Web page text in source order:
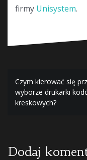
firmy Unisystem.
wpisu
Czym kierować się
wyborze drukarki
kreskowych?
Dodaj